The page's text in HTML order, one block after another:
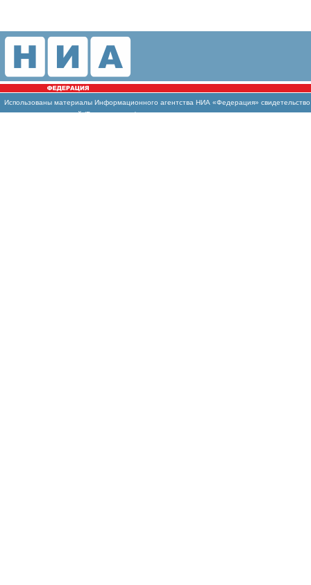
Использованы материалы Информационного агентства НИА «Федерация»
массовых коммуникаций (Роскомнадзор)